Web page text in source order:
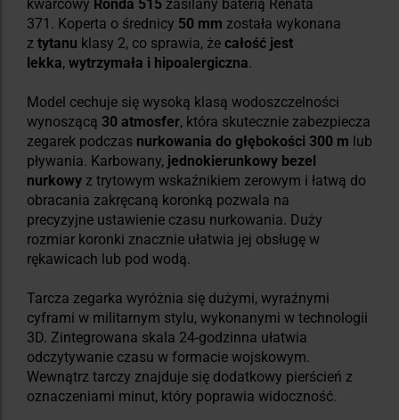
kwarcowy Ronda 515 zasilany baterią Renata
371. Koperta o średnicy 50 mm została wykonana
z tytanu klasy 2, co sprawia, że całość jest
lekka, wytrzymała i hipoalergiczna.
Model cechuje się wysoką klasą wodoszczelności
wynoszącą 30 atmosfer, która skutecznie zabezpiecza
zegarek podczas nurkowania do głębokości 300 m lub
pływania. Karbowany, jednokierunkowy bezel
nurkowy z trytowym wskaźnikiem zerowym i łatwą do
obracania zakręcaną koronką pozwala na
precyzyjne ustawienie czasu nurkowania. Duży
rozmiar koronki znacznie ułatwia jej obsługę w
rękawicach lub pod wodą.
Tarcza zegarka wyróżnia się dużymi, wyraźnymi
cyframi w militarnym stylu, wykonanymi w technologii
3D. Zintegrowana skala 24-godzinna ułatwia
odczytywanie czasu w formacie wojskowym.
Wewnątrz tarczy znajduje się dodatkowy pierścień z
oznaczeniami minut, który poprawia widoczność.